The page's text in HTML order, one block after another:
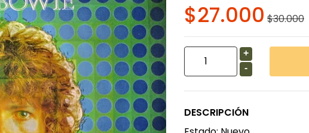
$27.000 $30.000
+
-
DESCRIPCIÓN